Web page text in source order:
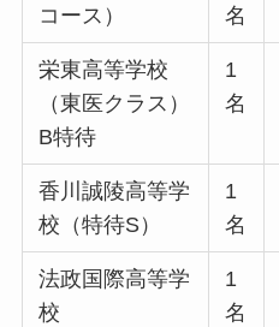
コース）
名
栄東高等学校
（東医クラス）
B特待
1
名
香川誠陵高等学
校（特待S）
1
名
法政国際高等学
校
1
名